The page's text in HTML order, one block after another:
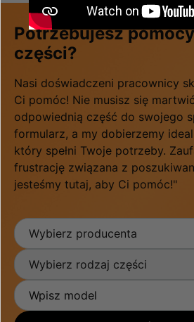
Potrzebujesz
części?
Nasi doświadczeni pracownicy
Ci pomóc! Nie musisz się
odpowiednią część do swojego
formularz, a my dobierzemy
który spełni Twoje potrzeby.
frustrację związana z
jesteśmy tutaj, aby Ci pomóc!"
Wybierz producenta
Wybierz rodzaj części